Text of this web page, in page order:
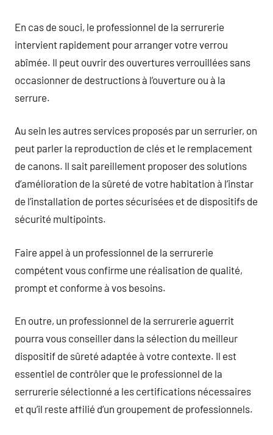
En cas de souci, le professionnel de la serrurerie
intervient rapidement pour arranger votre verrou
abîmée. Il peut ouvrir des ouvertures verrouillées sans
occasionner de destructions à l’ouverture ou à la
serrure.
Au sein les autres services proposés par un serrurier, on
peut parler la reproduction de clés et le remplacement
de canons. Il sait pareillement proposer des solutions
d’amélioration de la sûreté de votre habitation à l’instar
de l’installation de portes sécurisées et de dispositifs de
sécurité multipoints.
Faire appel à un professionnel de la serrurerie
compétent vous confirme une réalisation de qualité,
prompt et conforme à vos besoins.
En outre, un professionnel de la serrurerie aguerrit
pourra vous conseiller dans la sélection du meilleur
dispositif de sûreté adaptée à votre contexte. Il est
essentiel de contrôler que le professionnel de la
serrurerie sélectionné a les certifications nécessaires
et qu’il reste affilié d’un groupement de professionnels.